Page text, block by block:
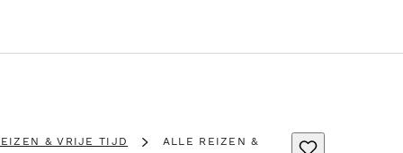
& VRIJE TIJD ALLE REIZEN &